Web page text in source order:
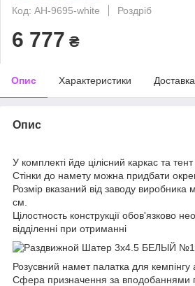
Код: AH-9695-white
Роздріб
6 777 ₴
Опис Характеристики Доставка
Опис
У комплекті йде цілісний каркас та
Стінки до намету можна придбати
Розмір вказаний від заводу виробника
см.
Цілостность конструкції обов'язково
відділенні при отриманні
Розусвний намет палатка для кемпінгу
Сфера призначення за вподобаннями